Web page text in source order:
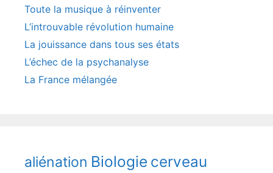
Toute la musique à réinventer
L’introuvable révolution humaine
La jouissance dans tous ses états
L’échec de la psychanalyse
La France mélangée
aliénation Biologie cerveau